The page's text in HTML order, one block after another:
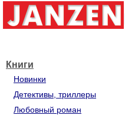
Книги
Новинки
Детективы, триллеры
Любовный роман